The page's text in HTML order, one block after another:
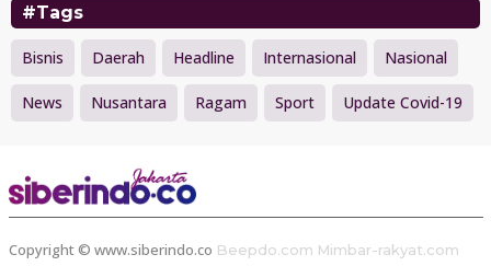
#Tags
Bisnis Daerah Headline Internasional Nasional
News Nusantara Ragam Sport Update Covid-19
Copyright © www.siberindo.co Beepdo.com Mimbar-rakyat.com